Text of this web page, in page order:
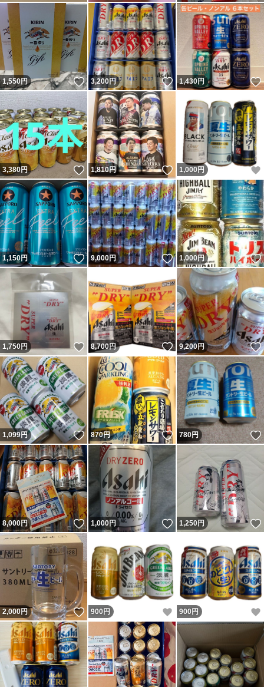
1,550円 いいね！
3,200円 いいね！
1,430円
3,380円 いいね！
1,810円 いいね！
1,000 円
1,150円 いいね！
9,000円 いいね！
1,000円
1,750円 いいね！
8,700円 いいね！
9,200円
1,099円 いいね！
870円 いいね！
780円
8,000円 いいね！
1,000円 いいね！
1,250円
2,000円 いいね！
900 円 いいね！
900 円